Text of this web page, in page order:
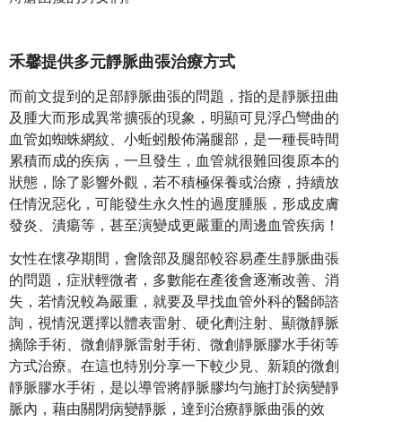
禾馨提供多元靜脈曲張治療方式
而前文提到的足部靜脈曲張的問題，指的是靜脈扭曲
及腫大而形成異常擴張的現象，明顯可見浮凸彎曲的
血管如蜘蛛網紋、小蚯蚓般佈滿腿部，是一種長時間
累積而成的疾病，一旦發生，血管就很難回復原本的
狀態，除了影響外觀，若不積極保養或治療，持續放
任情況惡化，可能發生永久性的過度腫脹，形成皮膚
發炎、潰瘍等，甚至演變成更嚴重的周邊血管疾病！
女性在懷孕期間，會陰部及腿部較容易產生靜脈曲張
的問題，症狀輕微者，多數能在產後會逐漸改善、消
失，若情況較為嚴重，就要及早找血管外科的醫師諮
詢，視情況選擇以體表雷射、硬化劑注射、顯微靜脈
摘除手術、微創靜脈雷射手術、微創靜脈膠水手術等
方式治療。在這也特別分享一下較少見、新穎的微創
靜脈膠水手術，是以導管將靜脈膠均勻施打於病變靜
脈內，藉由關閉病變靜脈，達到治療靜脈曲張的效